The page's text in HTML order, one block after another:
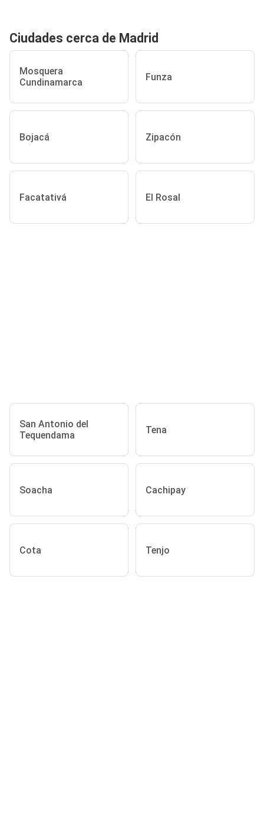
Ciudades cerca de Madrid
Mosquera
Cundinamarca
Funza
Bojacá Zipacón
Facatativá El Rosal
San Antonio del
Tequendama
Tena
Soacha Cachipay
Cota Tenjo